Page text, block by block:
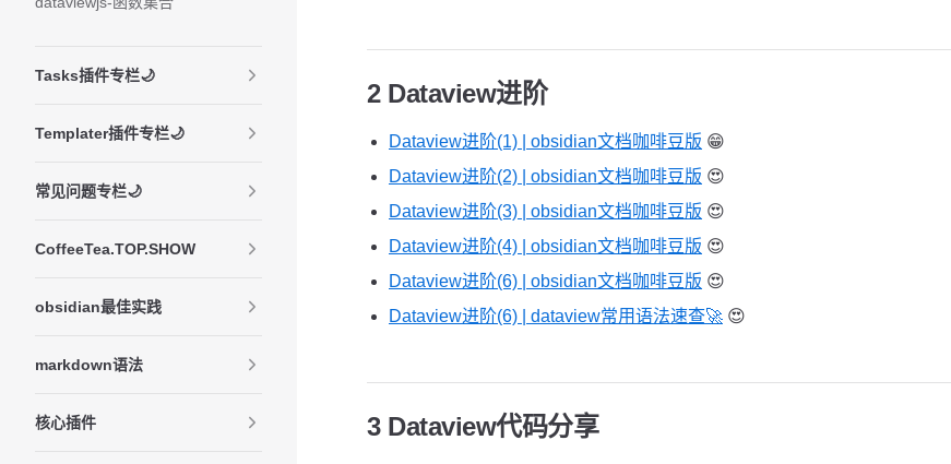
Tasks插件专栏🌙
Templater插件专栏🌙
常见问题专栏🌙
CoffeeTea.TOP.SHOW
obsidian最佳实践
markdown语法
核心插件
2 Dataview进阶
Dataview进阶(1) | obsidian文档咖啡豆版 😁
Dataview进阶(2) | obsidian文档咖啡豆版 😍
Dataview进阶(3) | obsidian文档咖啡豆版 😍
Dataview进阶(4) | obsidian文档咖啡豆版 😍
Dataview进阶(6) | obsidian文档咖啡豆版 😍
Dataview进阶(6) | dataview常用语法速查🚀 😍
3 Dataview代码分享